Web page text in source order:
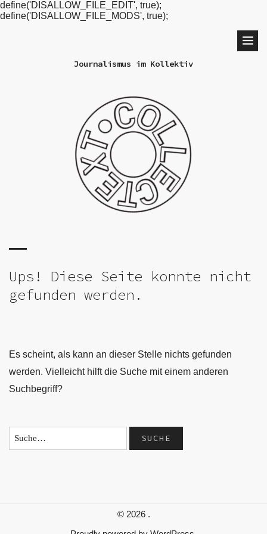
define('DISALLOW_FILE_EDIT', true);
define('DISALLOW_FILE_MODS', true);
Journalismus im Kollektiv
Ups! Diese Seite konnte nicht
gefunden werden.
Es scheint, als kann an dieser Stelle nichts gefunden
werden. Vielleicht hilft die Suche mit einem anderen
Suchbegriff?
© 2026 .